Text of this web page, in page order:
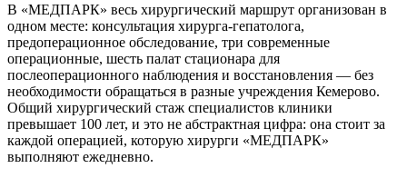
В «МЕДПАРК» весь хирургический маршрут организован в
одном месте: консультация хирурга-гепатолога,
предоперационное обследование, три современные
операционные, шесть палат стационара для
послеоперационного наблюдения и восстановления — без
необходимости обращаться в разные учреждения Кемерово.
Общий хирургический стаж специалистов клиники
превышает 100 лет, и это не абстрактная цифра: она стоит за
каждой операцией, которую хирурги «МЕДПАРК»
выполняют ежедневно.